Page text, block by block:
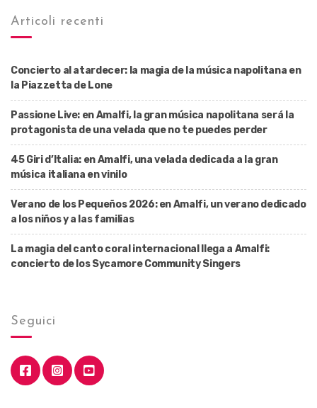
Articoli recenti
Concierto al atardecer: la magia de la música napolitana en
la Piazzetta de Lone
Passione Live: en Amalfi, la gran música napolitana será la
protagonista de una velada que no te puedes perder
45 Giri d’Italia: en Amalfi, una velada dedicada a la gran
música italiana en vinilo
Verano de los Pequeños 2026: en Amalfi, un verano dedicado
a los niños y a las familias
La magia del canto coral internacional llega a Amalfi:
concierto de los Sycamore Community Singers
Seguici